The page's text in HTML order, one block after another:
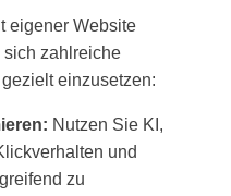
eigener Website
zahlreiche
einzusetzen:
Nutzen Sie KI,
und
zu